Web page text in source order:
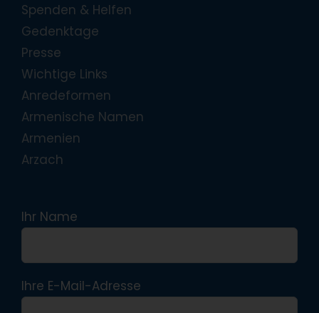
Spenden & Helfen
Gedenktage
Presse
Wichtige Links
Anredeformen
Armenische Namen
Armenien
Arzach
Ihr Name
Ihre E-Mail-Adresse